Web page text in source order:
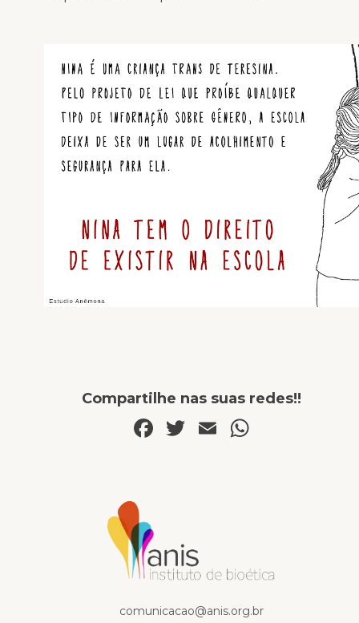
Compartilhe nas suas redes!!
Facebook
Twitter
Email
comunicacao@anis.org.br